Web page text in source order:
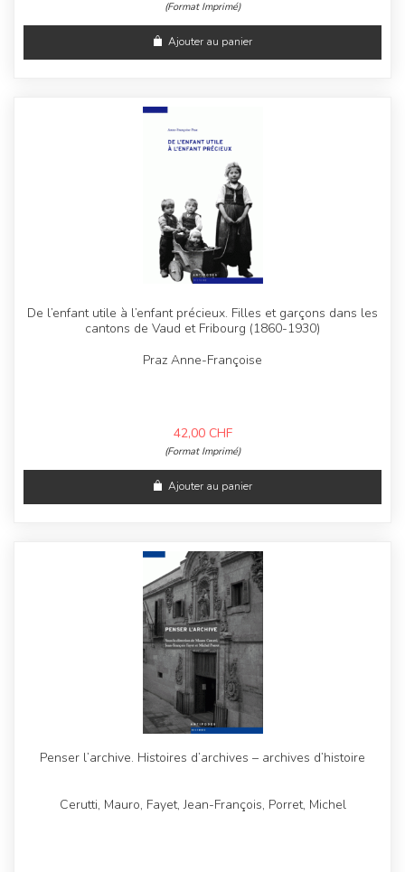
(Format Imprimé)
Ajouter au panier
De l’enfant utile à l’enfant précieux. Filles et garçons dans les
cantons de Vaud et Fribourg (1860-1930)
Praz Anne-Françoise
42,00 CHF
(Format Imprimé)
Ajouter au panier
Penser l’archive. Histoires d’archives – archives d’histoire
Cerutti, Mauro, Fayet, Jean-François, Porret, Michel